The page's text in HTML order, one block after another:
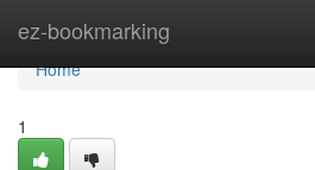
ez-bookmarking
Home
Home
1